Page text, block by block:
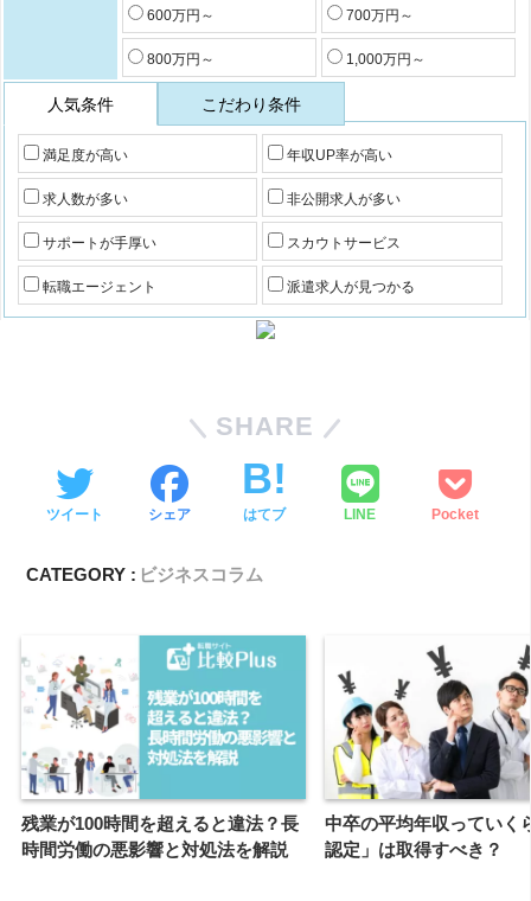
600万円～ 700万円～
800万円～ 1,000万円～
人気条件 こだわり条件
満足度が高い 年収UP率が高い
求人数が多い 非公開求人が多い
サポートが手厚い スカウトサービス
転職エージェント 派遣求人が見つかる
SHARE
ツイート シェア はてブ LINE Pocket
CATEGORY : ビジネスコラム
残業が100時間を超えると違法？長
時間労働の悪影響と対処法を解説
中卒の平均年収っていく
認定」は取得すべき？